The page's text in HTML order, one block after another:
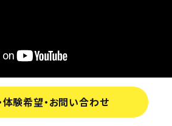
体験希望・お問い合わせ